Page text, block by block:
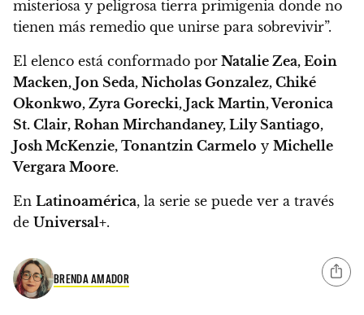
misteriosa y peligrosa tierra primigenia donde no
tienen más remedio que unirse para sobrevivir”.
El elenco está conformado por Natalie Zea, Eoin
Macken, Jon Seda, Nicholas Gonzalez, Chiké
Okonkwo, Zyra Gorecki, Jack Martin, Veronica
St. Clair, Rohan Mirchandaney, Lily Santiago,
Josh McKenzie, Tonantzin Carmelo y Michelle
Vergara Moore.
En Latinoamérica, la serie se puede ver a través
de Universal+.
BRENDA AMADOR